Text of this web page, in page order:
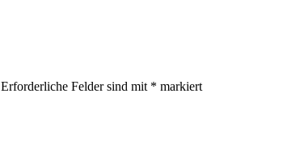
Erforderliche Felder sind mit * markiert